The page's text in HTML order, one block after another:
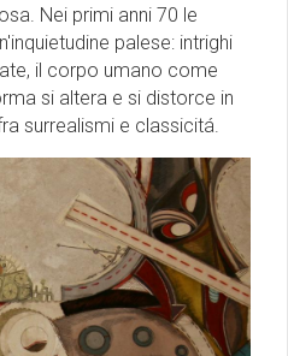
Nei primi anni 70 le
palese: intrighi
il corpo umano come
si altera e si distorce in
surrealismi e classicitá.